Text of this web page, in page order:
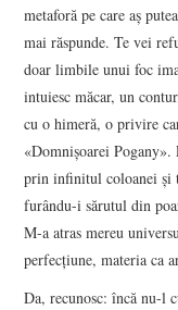
metaforă pe care aş
mai răspunde. Te vei
doar limbile unui foc
intuiesc măcar, un
cu o himeră, o privire
«Domnişoarei
prin infinitul coloanei şi
furându-i sărutul din
M-a atras mereu
perfecţiune, materia ca
Da, recunosc: încă nu-l